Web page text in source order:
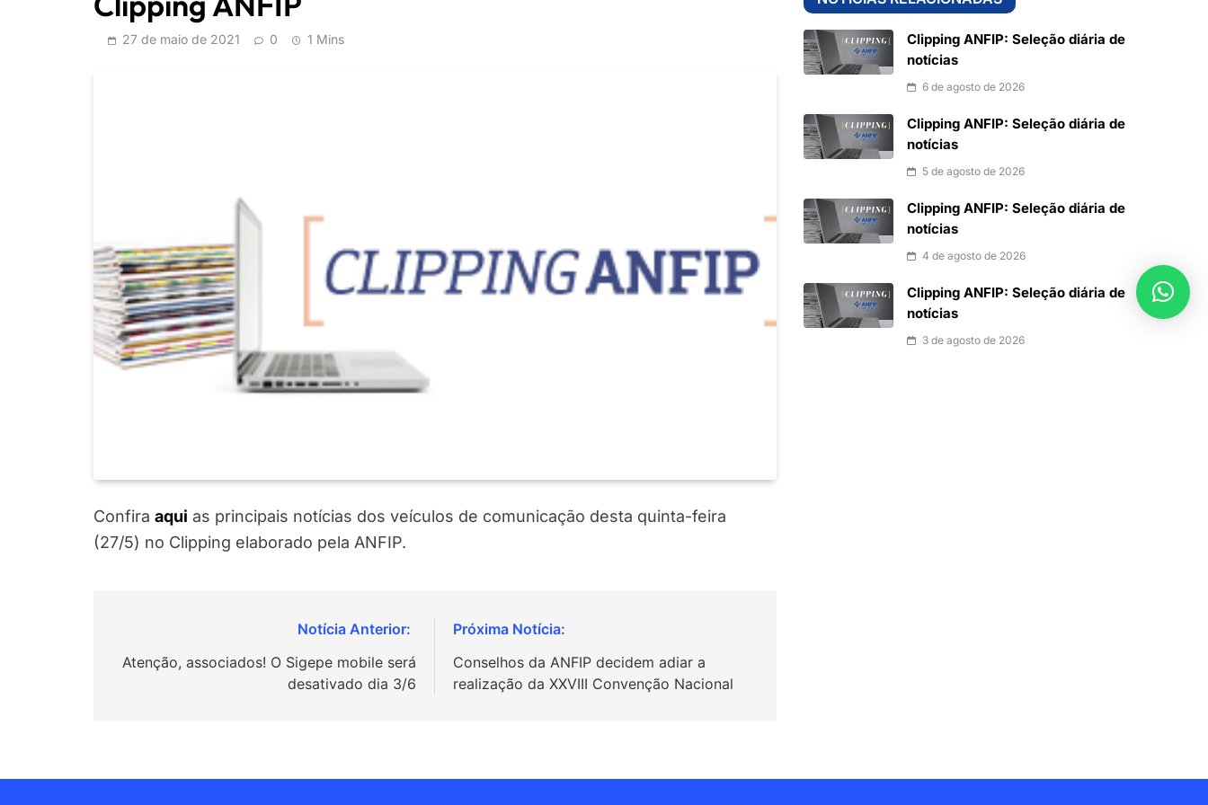
27 de maio de 2021 0 1 Mins
Confira aqui as principais notícias dos veículos de comunicação desta quinta-feira
(27/5) no Clipping elaborado pela ANFIP.
de
Atenção, associados! O Sigepe mobile será
desativado dia 3/6
Conselhos da ANFIP decidem adiar a
realização da XXVIII Convenção Nacional
Clipping ANFIP: Seleção diária de
notícias
6 de agosto de 2026
Clipping ANFIP: Seleção diária de
notícias
5 de agosto de 2026
Clipping ANFIP: Seleção diária de
notícias
4 de agosto de 2026
Clipping ANFIP: Seleção diária de
notícias
3 de agosto de 2026